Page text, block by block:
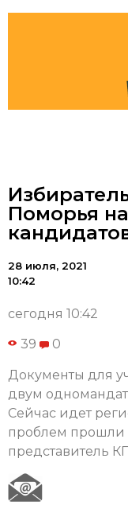
Поморья
28 июля, 2021
10:42
сегодня 10:42
39 0
Документы для
двум
Сейчас идет
проблем прошли
представитель